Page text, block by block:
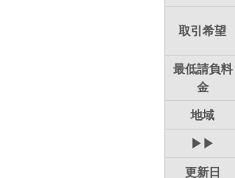
取引希望
最低請負料
金
地域
▶▶
更新日